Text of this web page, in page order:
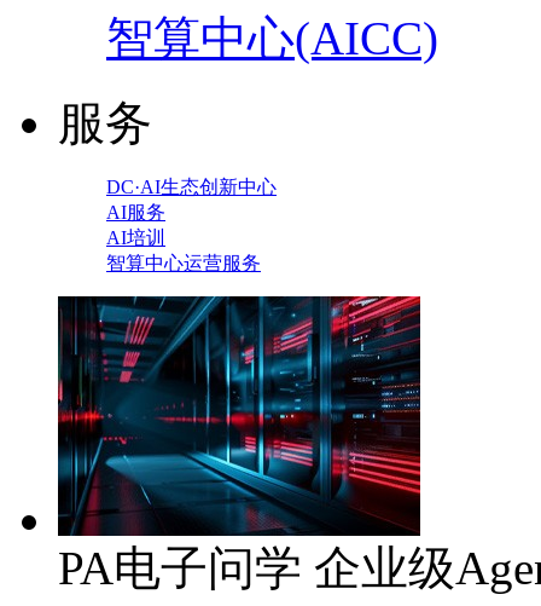
智算中心(AICC)
服务
DC·AI生态创新中心
AI服务
AI培训
智算中心运营服务
PA电子问学 企业级